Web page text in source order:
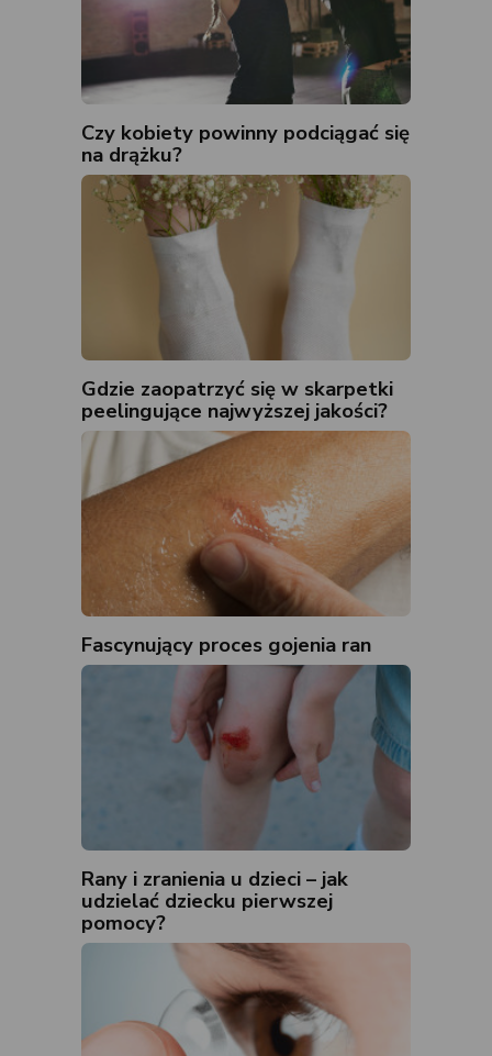
Czy kobiety powinny podciągać się
na drążku?
Gdzie zaopatrzyć się w skarpetki
peelingujące najwyższej jakości?
Fascynujący proces gojenia ran
Rany i zranienia u dzieci – jak
udzielać dziecku pierwszej
pomocy?